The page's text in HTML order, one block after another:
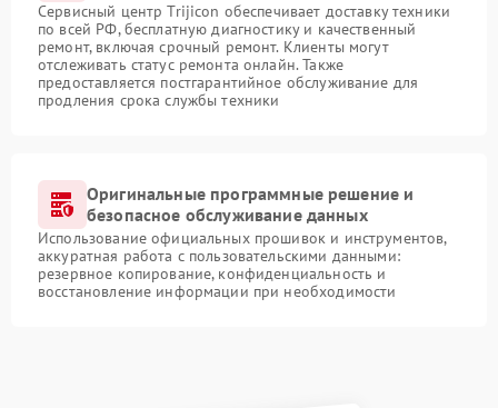
Сервисный центр Trijicon обеспечивает доставку техники
по всей РФ, бесплатную диагностику и качественный
ремонт, включая срочный ремонт. Клиенты могут
отслеживать статус ремонта онлайн. Также
предоставляется постгарантийное обслуживание для
продления срока службы техники
Оригинальные программные решение и
безопасное обслуживание данных
Использование официальных прошивок и инструментов,
аккуратная работа с пользовательскими данными:
резервное копирование, конфиденциальность и
восстановление информации при необходимости